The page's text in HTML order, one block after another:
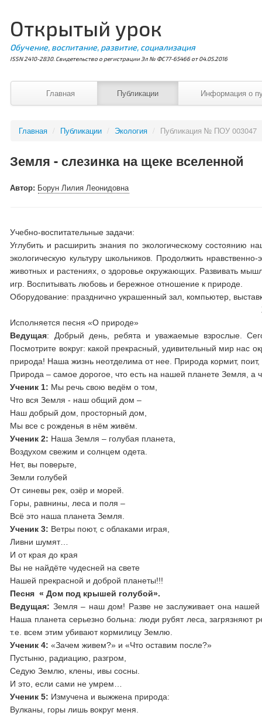
Открытый урок
Обучение, воспитание, развитие, социализация
ISSN 2410-2830. Свидетельство о регистрации Эл № ФС77-65466 от 04.05.2016
Главная Публикации Информация о
Главная / Публикации / Экология / Публикация № ПОУ 003047
Земля - слезинка на щеке вселенной
Автор: Борун Лилия Леонидовна
Учебно-воспитательные задачи:
Углубить и расширить знания по экологическому состоянию
экологическую культуру школьников. Продолжить
животных и растениях, о здоровье окружающих. Развивать
игр. Воспитывать любовь и бережное отношение к природе.
Оборудование: празднично украшенный зал, компьютер,
Исполняется песня «О природе»
Ведущая: Добрый день, ребята и уважаемые взрослые.
Посмотрите вокруг: какой прекрасный, удивительный мир нас
природа! Наша жизнь неотделима от нее. Природа кормит,
Природа – самое дорогое, что есть на нашей планете Земля, а
Ученик 1: Мы речь свою ведём о том,
Что вся Земля - наш общий дом –
Наш добрый дом, просторный дом,
Мы все с рожденья в нём живём.
Ученик 2: Наша Земля – голубая планета,
Воздухом свежим и солнцем одета.
Нет, вы поверьте,
Земли голубей
От синевы рек, озёр и морей.
Горы, равнины, леса и поля –
Всё это наша планета Земля.
Ученик 3: Ветры поют, с облаками играя,
Ливни шумят…
И от края до края
Вы не найдёте чудесней на свете
Нашей прекрасной и доброй планеты!!!
Песня « Дом под крышей голубой».
Ведущая: Земля – наш дом! Разве не заслуживает она
Наша планета серьезно больна: люди рубят леса, загрязняют
т.е. всем этим убивают кормилицу Землю.
Ученик 4:«Зачем живем?» и «Что оставим после?»
Пустыню, радиацию, разгром,
Седую Землю, клены, ивы сосны.
И это, если сами не умрем…
Ученик 5: Измучена и выжжена природа:
Вулканы, горы лишь вокруг меня.